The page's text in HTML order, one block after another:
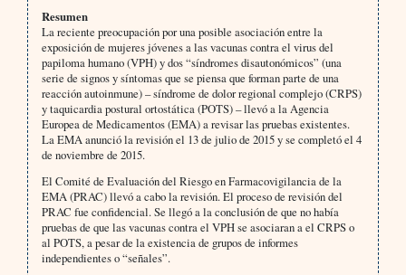
Resumen
La reciente preocupación por una posible asociación entre la
exposición de mujeres jóvenes a las vacunas contra el virus del
papiloma humano (VPH) y dos “síndromes disautonómicos” (una
serie de signos y síntomas que se piensa que forman parte de una
reacción autoinmune) – síndrome de dolor regional complejo (CRPS)
y taquicardia postural ortostática (POTS) – llevó a la Agencia
Europea de Medicamentos (EMA) a revisar las pruebas existentes.
La EMA anunció la revisión el 13 de julio de 2015 y se completó el 4
de noviembre de 2015.
El Comité de Evaluación del Riesgo en Farmacovigilancia de la
EMA (PRAC) llevó a cabo la revisión. El proceso de revisión del
PRAC fue confidencial. Se llegó a la conclusión de que no había
pruebas de que las vacunas contra el VPH se asociaran a el CRPS o
al POTS, a pesar de la existencia de grupos de informes
independientes o “señales”.